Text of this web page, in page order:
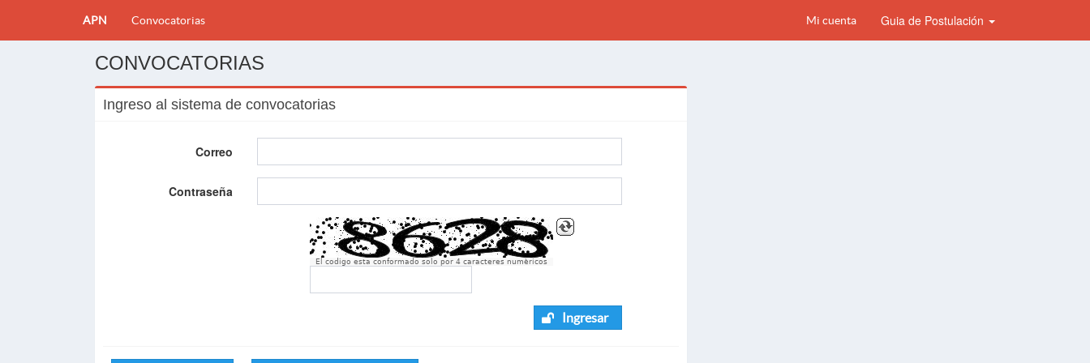
APN Convocatorias Mi cuenta Guia de Postulación
CONVOCATORIAS
Ingreso al sistema de convocatorias
Correo
Contraseña
El codigo esta conformado solo por 4 caracteres numèricos
Ingresar